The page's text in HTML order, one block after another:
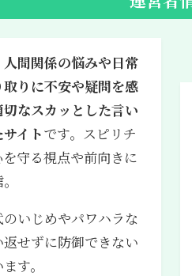
人間関係の悩みや日常
りに不安や疑問を感
なスカッとした言い
イトです。スピリチ
守る視点や前向きに
いじめやパワハラな
せずに防御できない
す。